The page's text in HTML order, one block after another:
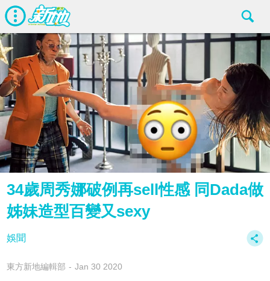
34歲周秀娜破例再sell性感 同Dada做
姊妹造型百變又sexy
娛聞
東方新地編輯部 Jan 30 2020